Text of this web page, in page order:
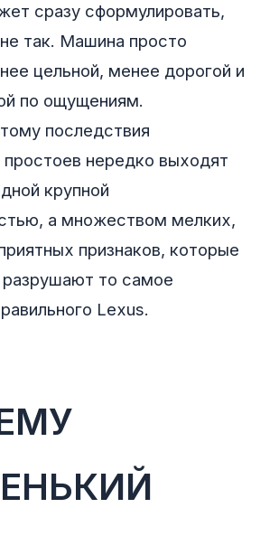
сразу сформулировать,
так. Машина просто
цельной, менее дорогой и
по ощущениям.
последствия
простоев нередко выходят
крупной
а множеством мелких,
признаков, которые
разрушают то самое
Lexus.